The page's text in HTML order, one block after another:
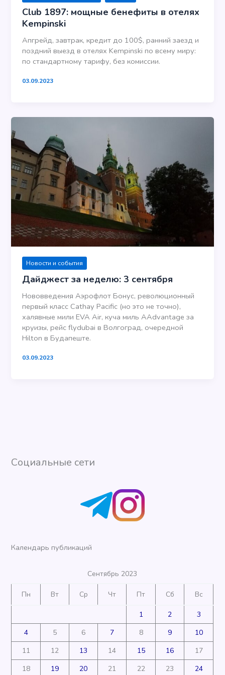
Club 1897: мощные бенефиты в отелях
Kempinski
Апгрейд, завтрак, кредит до 100$, ранний заезд и
поздний выезд в отелях Kempinski по всему миру:
по стандартному тарифу, без комиссии.
03.09.2023
Новости и события
Дайджест за неделю: 3 сентября
Нововведения Аэрофлот Бонус, революционный
первый класс Cathay Pacific (но это не точно),
халявные мили EVA Air, куча миль AAdvantage за
круизы, рейс flydubai в Волгоград, очередной
Hilton в Будапеште.
03.09.2023
Социальные сети
Календарь публикаций
Сентябрь 2023
Пн Вт Ср Чт Пт Сб Вс
1 2
3
4
5 6 7 8 9
10
11
12 13 14 15 16
17
18
19 20 21 22 23 24